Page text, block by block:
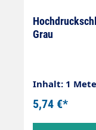
Grau
Inhalt: 1
5,74 €*